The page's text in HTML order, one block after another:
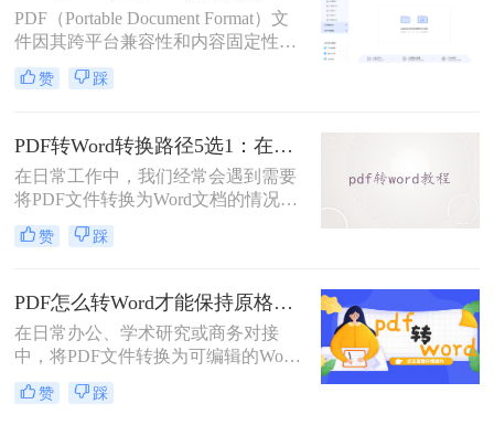
PDF（Portable Document Format）文
件因其跨平台兼容性和内容固定性而
广受欢迎，但在某些情况下，我们可
能需要将其转换为DOC（Microsoft
那么pdf文件怎么转换成doc文件呢？
本文将介绍三种将PDF文件转换成
DOC文件的方法。
赞 踩
PDF转Word转换路径5选1：在线、软件、手机端各场景最优解！
在日常工作中，我们经常会遇到需要
将PDF文件转换为Word文档的情况，
以便对内容进行编辑或修改。那么pdf
转word怎么转呢？本文将介绍五种将
最适合自己的转换方式。
赞 踩
PDF怎么转Word才能保持原格式不变/版式不乱？3种专业有效方法全解析！
在日常办公、学术研究或商务对接
中，将PDF文件转换为可编辑的Word
文档是极高频的需求。但最令人头疼
的往往不是转换本身，而是转换后出
赞 踩